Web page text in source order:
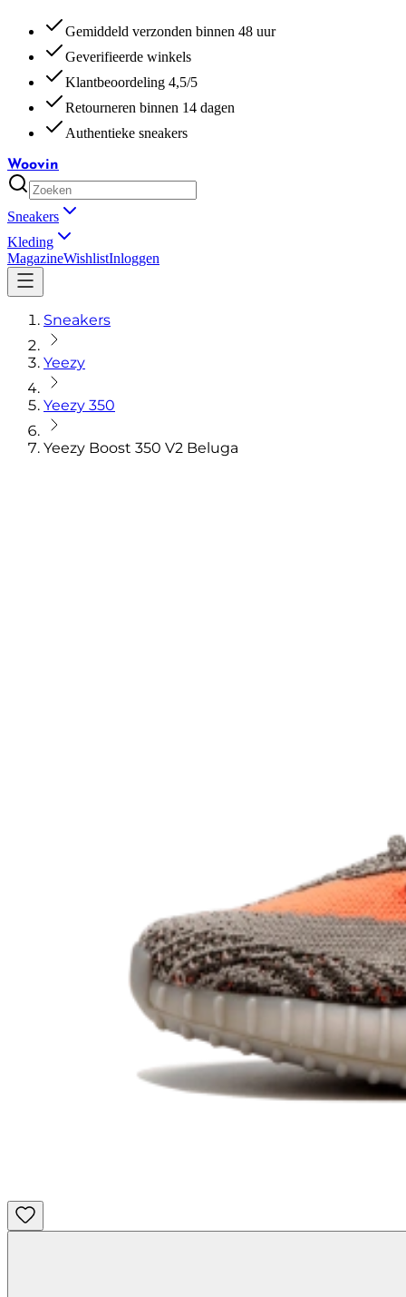
Gemiddeld verzonden binnen 48 uur
Geverifieerde winkels
Klantbeoordeling 4,5/5
Retourneren binnen 14 dagen
Authentieke sneakers
Woovin
Sneakers
Kleding
MagazineWishlistInloggen
Sneakers
Yeezy
Yeezy 350
Yeezy Boost 350 V2 Beluga